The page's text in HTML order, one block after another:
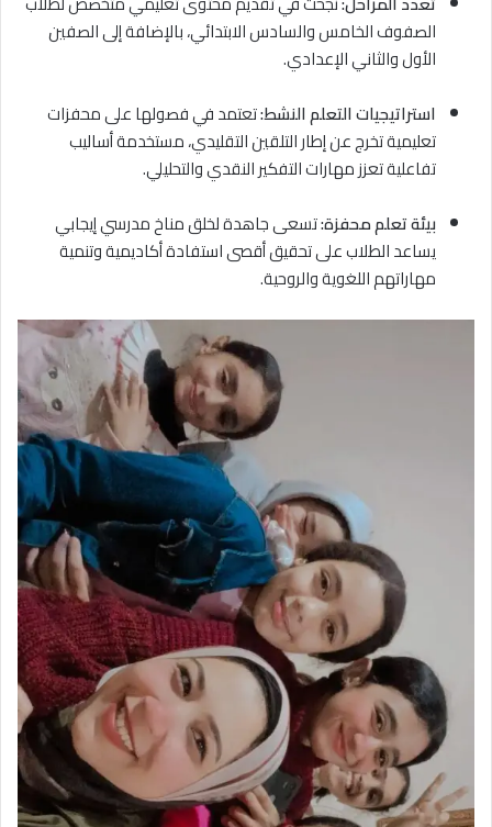
الصفوف الخامس والسادس الابتدائي، بالإضافة إلى الصفين
الأول والثاني الإعدادي.
استراتيجيات التعلم النشط:تعتمد في فصولها على محفزات
تعليمية تخرج عن إطار التلقين التقليدي، مستخدمة أساليب
تفاعلية تعزز مهارات التفكير النقدي والتحليلي.
بيئة تعلم محفزة:تسعى جاهدة لخلق مناخ مدرسي إيجابي
يساعد الطلاب على تحقيق أقصى استفادة أكاديمية وتنمية
مهاراتهم اللغوية والروحية.